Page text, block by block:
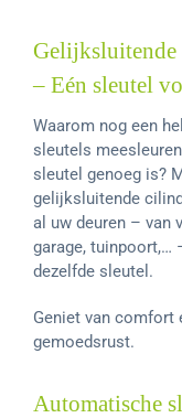
– Eén sleutel
Waarom nog een
sleutels
sleutel genoeg is?
gelijksluitende
al uw deuren – van
garage, tuinpoort,…
dezelfde sleutel.
Geniet van comfort
gemoedsrust.
Automatische